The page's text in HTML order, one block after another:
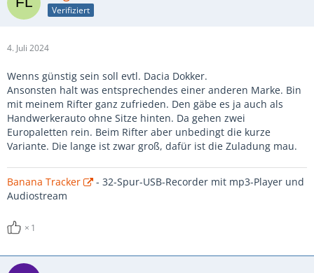
Verifiziert
4. Juli 2024
Wenns günstig sein soll evtl. Dacia Dokker.
Ansonsten halt was entsprechendes einer anderen Marke. Bin
mit meinem Rifter ganz zufrieden. Den gäbe es ja auch als
Handwerkerauto ohne Sitze hinten. Da gehen zwei
Europaletten rein. Beim Rifter aber unbedingt die kurze
Variante. Die lange ist zwar groß, dafür ist die Zuladung mau.
Banana Tracker
- 32-Spur-USB-Recorder mit mp3-Player und
Audiostream
1